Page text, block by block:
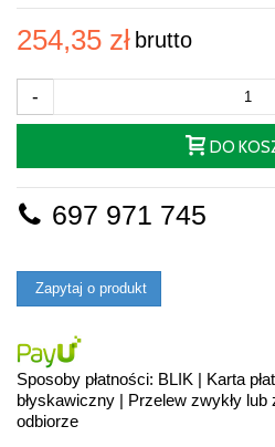
254,35 zł brutto
-
DO
697 971 745
Zapytaj o produkt
Sposoby płatności: BLIK | Karta
błyskawiczny | Przelew zwykły lub
odbiorze